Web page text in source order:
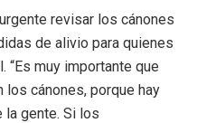
revisar los cánones
de alivio para quienes
muy importante que
los cánones, porque hay
la gente. Si los